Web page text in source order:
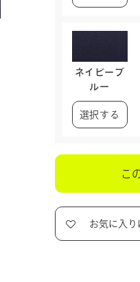
ネイビーブ
ルー
選択する
こ
お気に入り